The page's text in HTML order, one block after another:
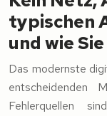
typischen
und wie
Das modernste
entscheidenden
Fehlerquellen